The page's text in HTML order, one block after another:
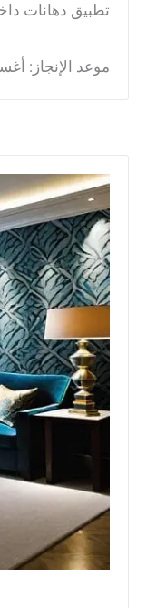
تطبيق دهانات
موعد الإنجاز: